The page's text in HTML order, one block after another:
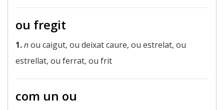
ou fregit
1.nou caigut, ou deixat caure, ou estrelat, ou
estrellat, ou ferrat, ou frit
com un ou